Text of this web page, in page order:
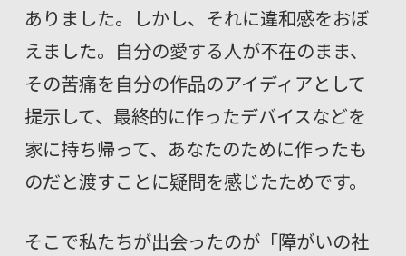
ありました。しかし、それに違和感をおぼ
えました。自分の愛する人が不在のまま、
その苦痛を自分の作品のアイディアとして
提示して、最終的に作ったデバイスなどを
家に持ち帰って、あなたのために作ったも
のだと渡すことに疑問を感じたためです。
そこで私たちが出会ったのが「障がいの社